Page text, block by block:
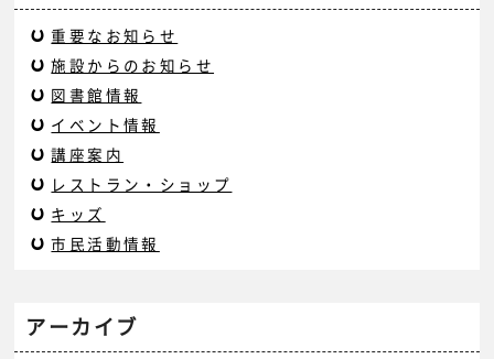
重要なお知らせ
施設からのお知らせ
図書館情報
イベント情報
講座案内
レストラン・ショップ
キッズ
市民活動情報
アーカイブ